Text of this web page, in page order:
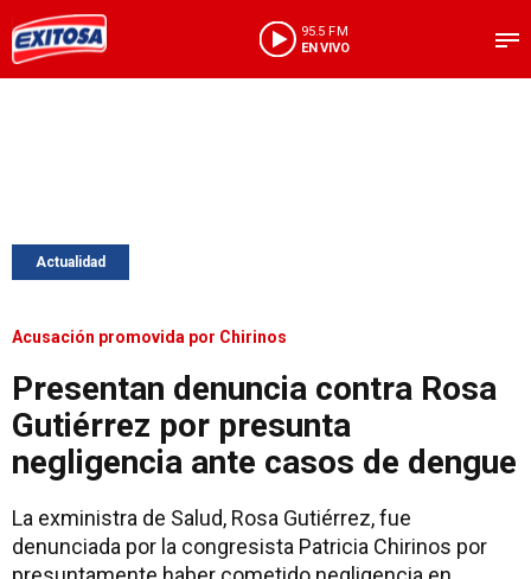
95.5 FM
EN VIVO
Actualidad
Acusación promovida por Chirinos
Presentan denuncia contra Rosa
Gutiérrez por presunta
negligencia ante casos de dengue
La exministra de Salud, Rosa Gutiérrez, fue
denunciada por la congresista Patricia Chirinos por